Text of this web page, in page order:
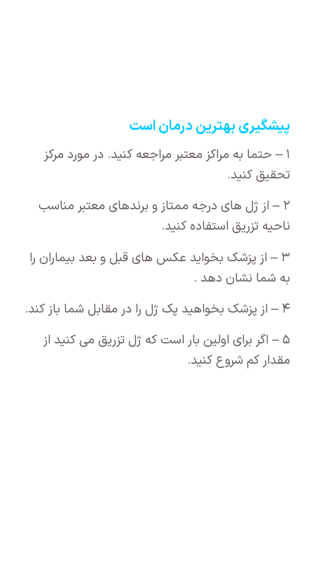
پیشگیری بهترین درمان است
۱ – حتما به مراکز معتبر مراجعه کنید. در مورد مرکز
تحقیق کنید.
۲ – از ژل های درجه ممتاز و برندهای معتبر مناسب
ناحیه تزریق استفاده کنید.
۳ – از پزشک بخواید عکس های قبل و بعد بیماران را
به شما نشان دهد .
۴ – از پزشک بخواهید پک ژل را در مقابل شما باز کند.
۵ – اگر برای اولین بار است که ژل تزریق می کنید از
مقدار کم شروع کنید.